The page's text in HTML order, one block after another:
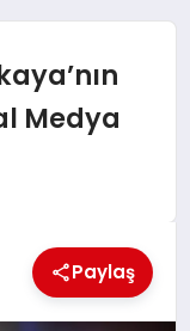
Medya
Paylaş